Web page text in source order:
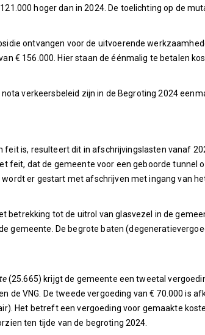
hoger dan in 2024. De toelichting op de
ontvangen voor de uitvoerende
€ 156.000. Hier staan de éénmalig te betalen
verkeersbeleid zijn in de Begroting 2024
feit is, resulteert dit in afschrijvingslasten vanaf
feit, dat de gemeente voor een geboorde
er gestart met afschrijven met ingang van
betrekking tot de uitrol van glasvezel in de
gemeente. De begrote baten
(25.665) krijgt de gemeente een tweetal
de VNG. De tweede vergoeding van € 70.000 is
Het betreft een vergoeding voor gemaakte
ten tijde van de begroting 2024.